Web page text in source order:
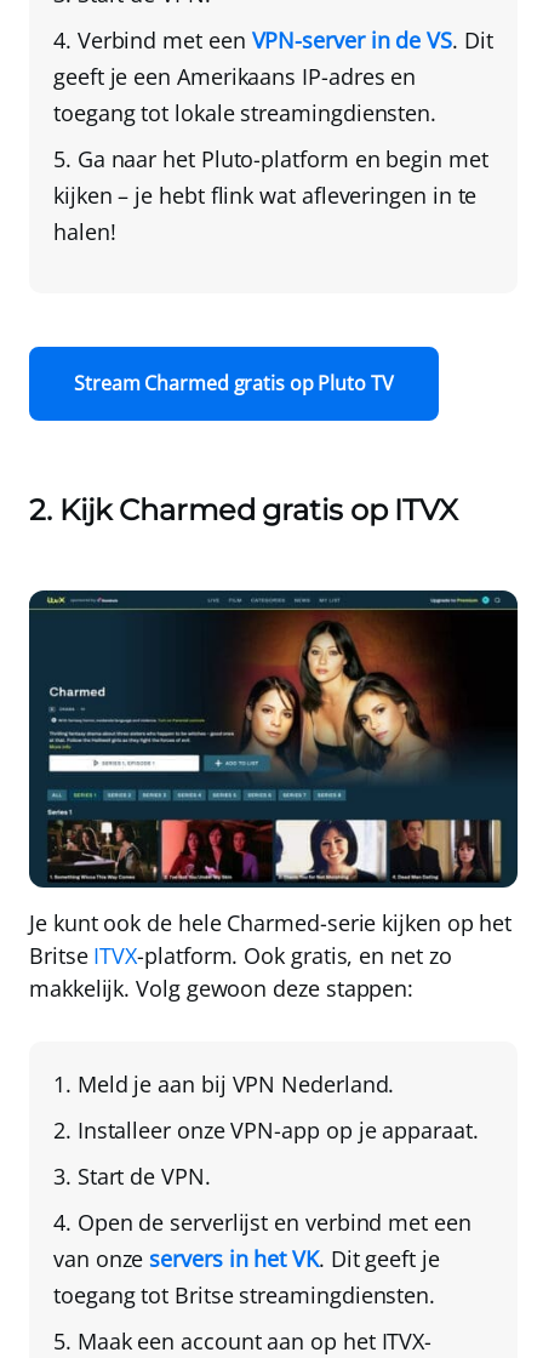
Verbind met een VPN-server in de VS. Dit
geeft je een Amerikaans IP-adres en
toegang tot lokale streamingdiensten.
Ga naar het Pluto-platform en begin met
kijken – je hebt flink wat afleveringen in te
halen!
Stream Charmed gratis op Pluto TV
2. Kijk Charmed gratis op ITVX
Je kunt ook de hele Charmed-serie kijken op het
Britse ITVX-platform. Ook gratis, en net zo
makkelijk. Volg gewoon deze stappen:
Meld je aan bij VPN Nederland.
Installeer onze VPN-app op je apparaat.
Start de VPN.
Open de serverlijst en verbind met een
van onzeservers in het VK. Dit geeft je
toegang tot Britse streamingdiensten.
Maak een account aan op het ITVX-